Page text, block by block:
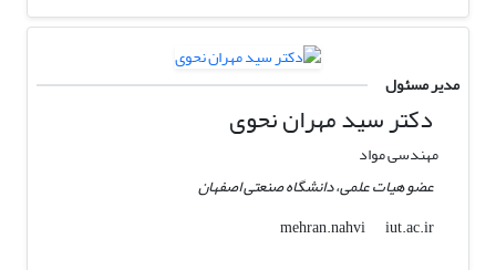
مدیر مسئول
دکتر سید مهران نحوی
مهندسی مواد
عضو هیات علمی، دانشگاه صنعتی اصفهان
mehran.nahvi
iut.ac.ir